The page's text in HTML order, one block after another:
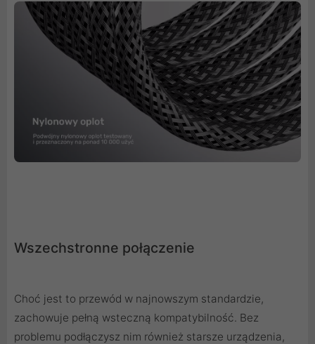
Wszechstronne połączenie
Choć jest to przewód w najnowszym standardzie,
zachowuje pełną wsteczną kompatybilność. Bez
problemu podłączysz nim również starsze urządzenia,